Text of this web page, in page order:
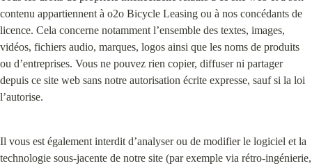
contenu appartiennent à o2o Bicycle Leasing ou à nos concédants de
licence. Cela concerne notamment l’ensemble des textes, images,
vidéos, fichiers audio, marques, logos ainsi que les noms de produits
ou d’entreprises. Vous ne pouvez rien copier, diffuser ni partager
depuis ce site web sans notre autorisation écrite expresse, sauf si la loi
l’autorise.
Il vous est également interdit d’analyser ou de modifier le logiciel et la
technologie sous-jacente de notre site (par exemple via rétro-ingénierie,